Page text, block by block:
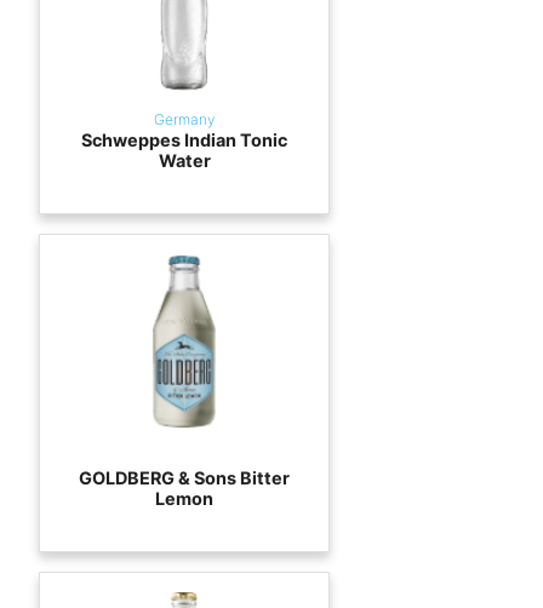
Germany
Schweppes Indian Tonic
Water
GOLDBERG & Sons Bitter
Lemon